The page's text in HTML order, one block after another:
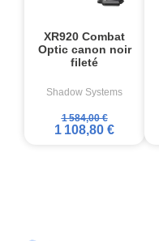
XR920 Combat
Optic canon noir
fileté
Shadow Systems
1 584,00 €
1 108,80 €